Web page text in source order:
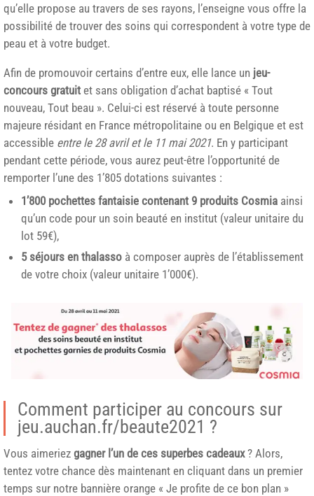
qu’elle propose au travers de ses rayons, l’enseigne vous offre la
possibilité de trouver des soins qui correspondent à votre type de
peau et à votre budget.
Afin de promouvoir certains d’entre eux, elle lance un jeu-
concours gratuit et sans obligation d’achat baptisé « Tout
nouveau, Tout beau ». Celui-ci est réservé à toute personne
majeure résidant en France métropolitaine ou en Belgique et est
accessible entre le 28 avril et le 11 mai 2021. En y participant
pendant cette période, vous aurez peut-être l’opportunité de
remporter l’une des 1’805 dotations suivantes :
1’800 pochettes fantaisie contenant 9 produits Cosmia ainsi
qu’un code pour un soin beauté en institut (valeur unitaire du
lot 59€),
5 séjours en thalasso à composer auprès de l’établissement
de votre choix (valeur unitaire 1’000€).
Comment participer au concours sur
jeu.auchan.fr/beaute2021 ?
Vous aimeriez gagner l’un de ces superbes cadeaux? Alors,
tentez votre chance dès maintenant en cliquant dans un premier
temps sur notre bannière orange « Je profite de ce bon plan »